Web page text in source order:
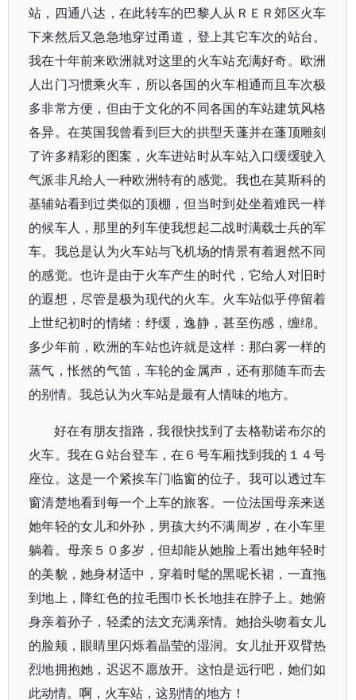
站，四通八达，在此转车的巴黎人从ＲＥＲ郊区火车
下来然后又急急地穿过甬道，登上其它车次的站台。
我在十年前来欧洲就对这里的火车站充满好奇。欧洲
人出门习惯乘火车，所以各国的火车相通而且车次极
多非常方便，但由于文化的不同各国的车站建筑风格
各异。在英国我曾看到巨大的拱型天蓬并在蓬顶雕刻
了许多精彩的图案，火车进站时从车站入口缓缓驶入
气派非凡给人一种欧洲特有的感觉。我也在莫斯科的
基辅站看到过类似的顶棚，但当时到处坐着难民一样
的候车人，那里的列车使我想起二战时满载士兵的军
车。我总是认为火车站与飞机场的情景有着迥然不同
的感觉。也许是由于火车产生的时代，它给人对旧时
的遐想，尽管是极为现代的火车。火车站似乎停留着
上世纪初时的情绪：纾缓，逸静，甚至伤感，缠绵。
多少年前，欧洲的车站也许就是这样：那白雾一样的
蒸气，怅然的气笛，车轮的金属声，还有那随车而去
的别情。我总认为火车站是最有人情味的地方。
好在有朋友指路，我很快找到了去格勒诺布尔的
火车。我在Ｇ站台登车，在６号车厢找到我的１４号
座位。这是一个紧挨车门临窗的位子。我可以透过车
窗清楚地看到每一个上车的旅客。一位法国母亲来送
她年轻的女儿和外孙，男孩大约不满周岁，在小车里
躺着。母亲５０多岁，但却能从她脸上看出她年轻时
的美貌，她身材适中，穿着时髦的黑呢长裙，一直拖
到地上，降红色的拉毛围巾长长地挂在脖子上。她俯
身亲着孙子，轻柔的法文充满亲情。她抬头吻着女儿
的脸颊，眼睛里闪烁着晶莹的湿润。女儿扯开双臂热
烈地拥抱她，迟迟不愿放开。这怕是远行吧，她们如
此动情。啊，火车站，这别情的地方！